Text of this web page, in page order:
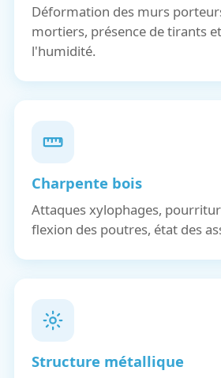
Déformation des murs
mortiers, présence de tirants
l'humidité.
Charpente bois
Attaques xylophages,
flexion des poutres, état des
Structure métallique